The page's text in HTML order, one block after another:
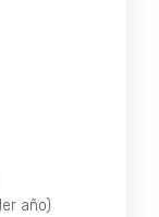
año)